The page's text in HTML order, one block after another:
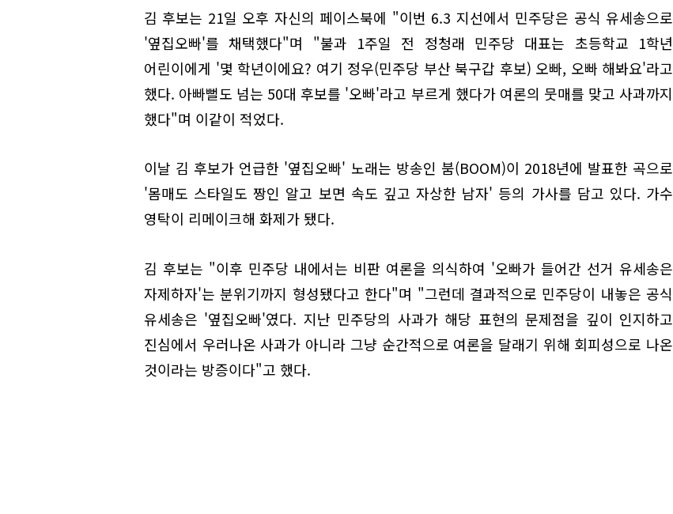
김 후보는 21일 오후 자신의 페이스북에 "이번 6.3 지선에서 민주당은 공식 유세송으로
'옆집오빠'를 채택했다"며 "불과 1주일 전 정청래 민주당 대표는 초등학교 1학년
어린이에게 '몇 학년이에요? 여기 정우(민주당 부산 북구갑 후보) 오빠, 오빠 해봐요'라고
했다. 아빠뻘도 넘는 50대 후보를 '오빠'라고 부르게 했다가 여론의 뭇매를 맞고 사과까지
했다"며 이같이 적었다.
이날 김 후보가 언급한 '옆집오빠' 노래는 방송인 붐(BOOM)이 2018년에 발표한 곡으로
'몸매도 스타일도 짱인 알고 보면 속도 깊고 자상한 남자' 등의 가사를 담고 있다. 가수
영탁이 리메이크해 화제가 됐다.
김 후보는 "이후 민주당 내에서는 비판 여론을 의식하여 '오빠가 들어간 선거 유세송은
자제하자'는 분위기까지 형성됐다고 한다"며 "그런데 결과적으로 민주당이 내놓은 공식
유세송은 '옆집오빠'였다. 지난 민주당의 사과가 해당 표현의 문제점을 깊이 인지하고
진심에서 우러나온 사과가 아니라 그냥 순간적으로 여론을 달래기 위해 회피성으로 나온
것이라는 방증이다"고 했다.